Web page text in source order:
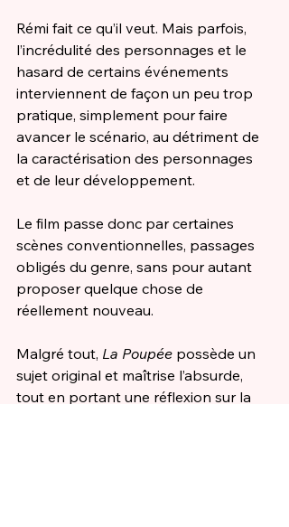
Rémi fait ce qu’il veut. Mais parfois,
l’incrédulité des personnages et le
hasard de certains événements
interviennent de façon un peu trop
pratique, simplement pour faire
avancer le scénario, au détriment de
la caractérisation des personnages
et de leur développement.
Le film passe donc par certaines
scènes conventionnelles, passages
obligés du genre, sans pour autant
proposer quelque chose de
réellement nouveau.
Malgré tout, La Poupée possède un
sujet original et maîtrise l’absurde,
tout en portant une réflexion sur la